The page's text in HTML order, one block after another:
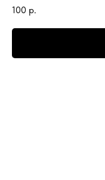
100 р.